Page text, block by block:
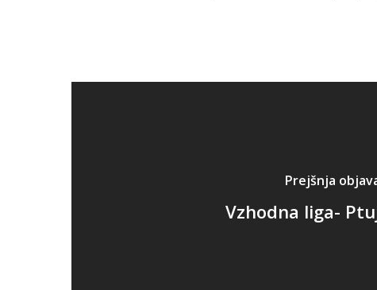
Prejšnja
Vzhodna liga-